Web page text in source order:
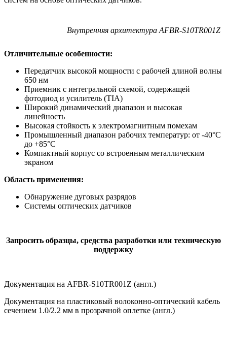
Внутренняя архитектура AFBR-S10TR001Z
Отличительные особенности:
Передатчик высокой мощности с рабочей длиной волны
650 нм
Приемник с интегральной схемой, содержащей
фотодиод и усилитель (TIA)
Широкий динамический диапазон и высокая
линейность
Высокая стойкость к электромагнитным помехам
Промышленный диапазон рабочих температур: от -40°C
до +85°C
Компактный корпус со встроенным металлическим
экраном
Область применения:
Обнаружение дуговых разрядов
Системы оптических датчиков
Запросить образцы, средства разработки или техническую
поддержку
Документация на AFBR-S10TR001Z (англ.)
Документация на пластиковый волоконно-оптический кабель
сечением 1.0/2.2 мм в прозрачной оплетке (англ.)